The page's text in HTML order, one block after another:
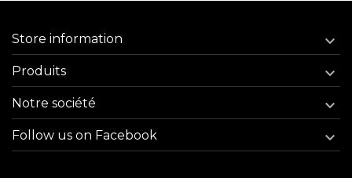
Store information 
Produits 
Notre société 
Follow us on Facebook 